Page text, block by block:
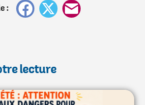
: Facebook
X
lecture